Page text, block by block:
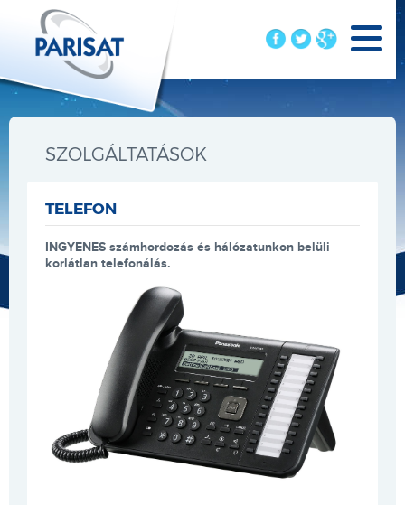
SZOLGÁLTATÁSOK
TELEFON
INGYENES számhordozás és hálózatunkon belüli
korlátlan telefonálás.